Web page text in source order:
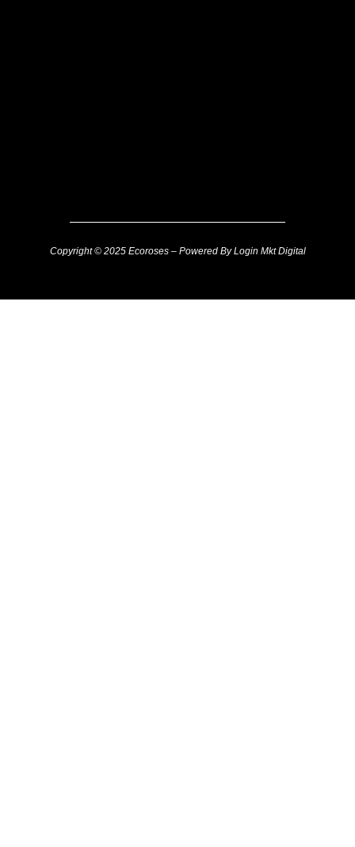
Copyright © 2025 Ecoroses – Powered By Login Mkt Digital